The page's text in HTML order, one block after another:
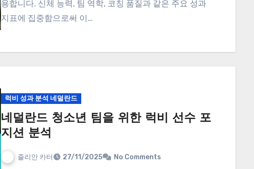
용합니다. 신체 능력, 팀 역학, 코칭 품질과 같은 주요 성과
지표에 집중함으로써 이…
럭비 성과 분석 네덜란드
네덜란드 청소년 팀을 위한 럭비 선수 포
지션 분석
줄리안 카터 27/11/2025 No Comments